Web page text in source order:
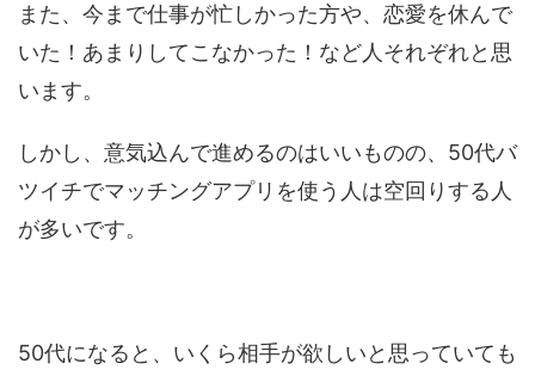
また、今まで仕事が忙しかった方や、恋愛を休んで
いた！あまりしてこなかった！など人それぞれと思
います。
しかし、意気込んで進めるのはいいものの、50代バ
ツイチでマッチングアプリを使う人は空回りする人
が多いです。
50代になると、いくら相手が欲しいと思っていても